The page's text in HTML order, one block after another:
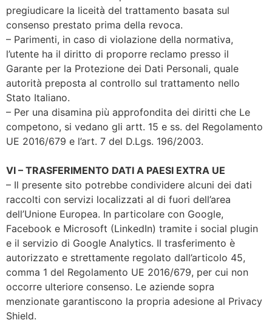
pregiudicare la liceità del trattamento basata sul
consenso prestato prima della revoca.
– Parimenti, in caso di violazione della normativa,
l’utente ha il diritto di proporre reclamo presso il
Garante per la Protezione dei Dati Personali, quale
autorità preposta al controllo sul trattamento nello
Stato Italiano.
– Per una disamina più approfondita dei diritti che Le
competono, si vedano gli artt. 15 e ss. del Regolamento
UE 2016/679 e l’art. 7 del D.Lgs. 196/2003.
VI – TRASFERIMENTO DATI A PAESI EXTRA UE
– Il presente sito potrebbe condividere alcuni dei dati
raccolti con servizi localizzati al di fuori dell’area
dell’Unione Europea. In particolare con Google,
Facebook e Microsoft (LinkedIn) tramite i social plugin
e il servizio di Google Analytics. Il trasferimento è
autorizzato e strettamente regolato dall’articolo 45,
comma 1 del Regolamento UE 2016/679, per cui non
occorre ulteriore consenso. Le aziende sopra
menzionate garantiscono la propria adesione al Privacy
Shield.